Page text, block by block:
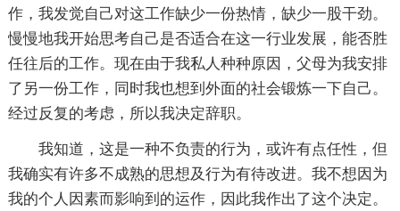
作，我发觉自己对这工作缺少一份热情，缺少一股干劲。
慢慢地我开始思考自己是否适合在这一行业发展，能否胜
任往后的工作。现在由于我私人种种原因，父母为我安排
了另一份工作，同时我也想到外面的社会锻炼一下自己。
经过反复的考虑，所以我决定辞职。
我知道，这是一种不负责的行为，或许有点任性，但
我确实有许多不成熟的思想及行为有待改进。我不想因为
我的个人因素而影响到的运作，因此我作出了这个决定。